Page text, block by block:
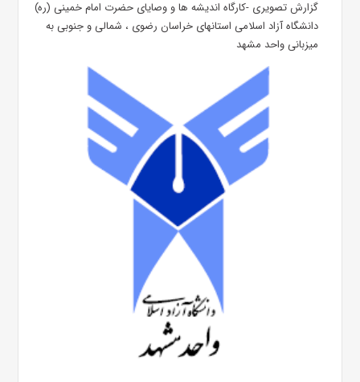
گزارش تصویری -کارگاه اندیشه ها و وصایای حضرت امام خمینی (ره)
دانشگاه آزاد اسلامی استانهای خراسان رضوی ، شمالی و جنوبی به
میزبانی واحد مشهد